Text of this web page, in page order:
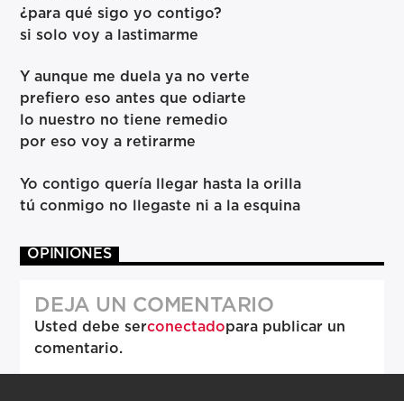
¿para qué sigo yo contigo?
si solo voy a lastimarme
Y aunque me duela ya no verte
prefiero eso antes que odiarte
lo nuestro no tiene remedio
por eso voy a retirarme
Yo contigo quería llegar hasta la orilla
tú conmigo no llegaste ni a la esquina
OPINIONES
DEJA UN COMENTARIO
Usted debe serconectadopara publicar un
comentario.